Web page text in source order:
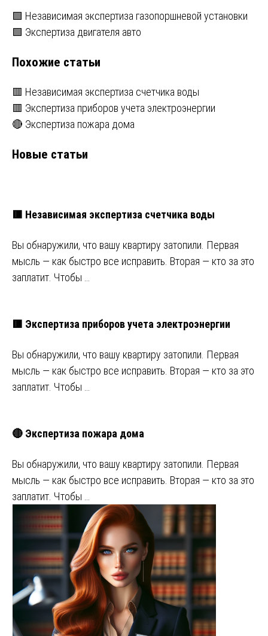
Навигация
записям
🟩 Независимая экспертиза газопоршневой установки
🟩 Экспертиза двигателя авто
Похожие статьи
🟥 Независимая экспертиза счетчика воды
🟥 Экспертиза приборов учета электроэнергии
🔴 Экспертиза пожара дома
Новые статьи
🟥 Независимая экспертиза счетчика воды
Вы обнаружили, что вашу квартиру затопили. Первая
мысль — как быстро все исправить. Вторая — кто за это
заплатит. Чтобы …
🟥 Экспертиза приборов учета электроэнергии
Вы обнаружили, что вашу квартиру затопили. Первая
мысль — как быстро все исправить. Вторая — кто за это
заплатит. Чтобы …
🔴 Экспертиза пожара дома
Вы обнаружили, что вашу квартиру затопили. Первая
мысль — как быстро все исправить. Вторая — кто за это
заплатит. Чтобы …